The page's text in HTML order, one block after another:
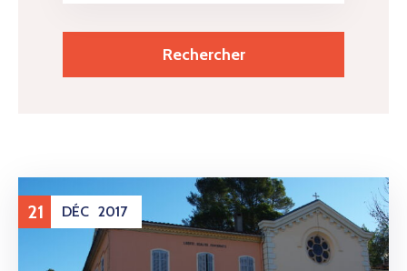
21 DÉC 2017